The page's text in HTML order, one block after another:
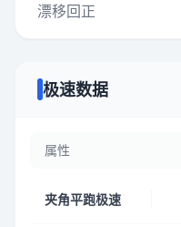
漂移回正
极速数据
属性
夹角平跑极速